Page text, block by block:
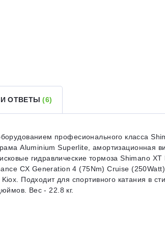
ОТВЕТЫ(6)
професионального класса
Aluminium Superlite, амортизационная
гидравлические тормоза Shimano XT
CX Generation 4 (75Nm) Cruise
Подходит для спортивного катания в
Вес - 22.8 кг.